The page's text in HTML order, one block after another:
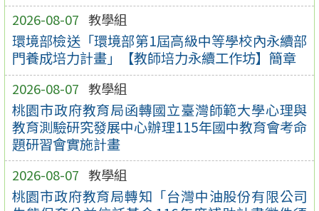
2026-08-07 教學組
環境部檢送「環境部第1屆高級中等學校內永續部
門養成培力計畫」【教師培力永續工作坊】簡章
2026-08-07 教學組
桃園市政府教育局函轉國立臺灣師範大學心理與
教育測驗研究發展中心辦理115年國中教育會考命
題研習會實施計畫
2026-08-07 教學組
桃園市政府教育局轉知「台灣中油股份有限公司